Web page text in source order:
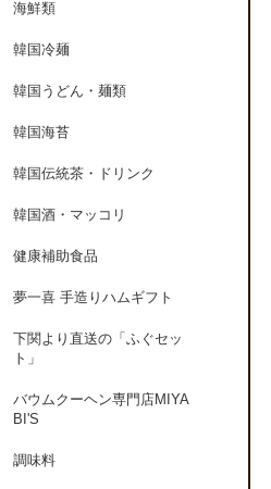
海鮮類
韓国冷麺
韓国うどん・麺類
韓国海苔
韓国伝統茶・ドリンク
韓国酒・マッコリ
健康補助食品
夢一喜 手造りハムギフト
下関より直送の「ふぐセッ
ト」
バウムクーヘン専門店MIYA
BI'S
調味料